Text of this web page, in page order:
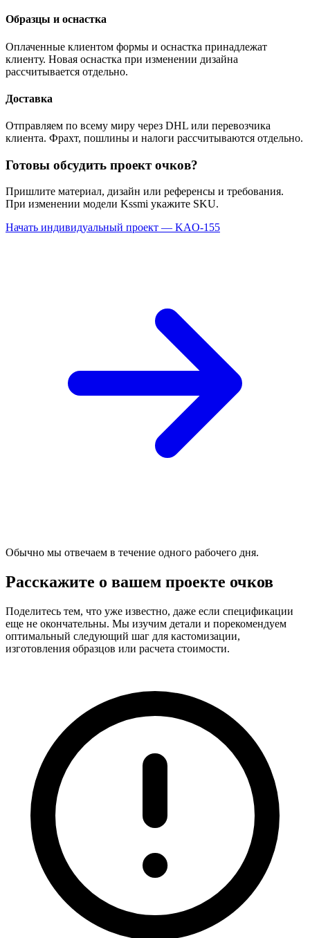
Образцы и оснастка
Оплаченные клиентом формы и оснастка принадлежат
клиенту. Новая оснастка при изменении дизайна
рассчитывается отдельно.
Доставка
Отправляем по всему миру через DHL или перевозчика
клиента. Фрахт, пошлины и налоги рассчитываются отдельно.
Готовы обсудить проект очков?
Пришлите материал, дизайн или референсы и требования.
При изменении модели Kssmi укажите SKU.
Начать индивидуальный проект — KAO-155
Обычно мы отвечаем в течение одного рабочего дня.
Расскажите о вашем проекте очков
Поделитесь тем, что уже известно, даже если спецификации
еще не окончательны. Мы изучим детали и порекомендуем
оптимальный следующий шаг для кастомизации,
изготовления образцов или расчета стоимости.